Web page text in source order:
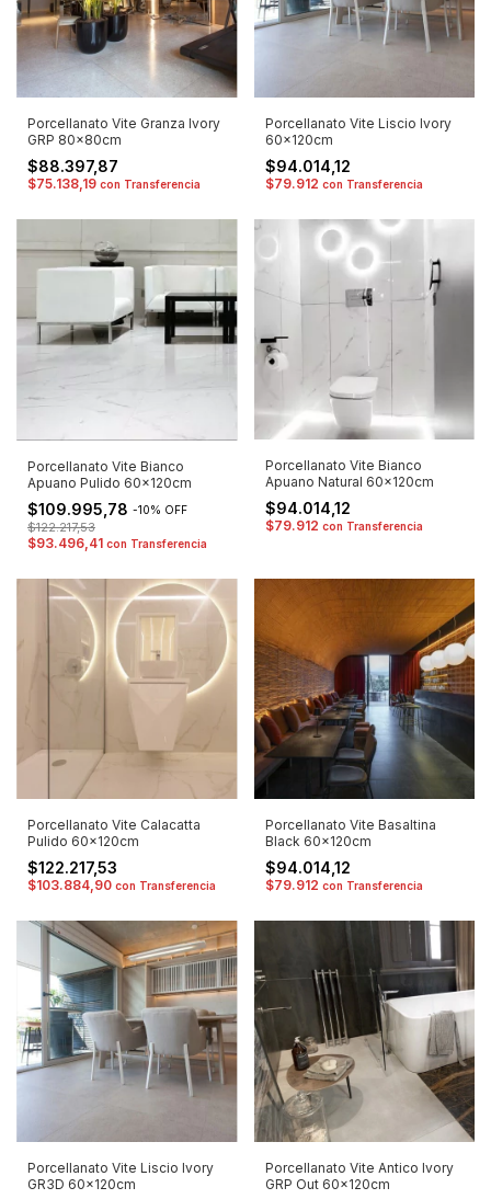
Porcellanato Vite Granza Ivory
GRP 80x80cm
$88.397,87
$75.138,19 con Transferencia
Porcellanato Vite Liscio Ivory
60x120cm
$94.014,12
$79.912 con Transferencia
Porcellanato Vite Bianco
Apuano Pulido 60x120cm
$109.995,78 -10% OFF
$122.217,53
$93.496,41 con Transferencia
Porcellanato Vite Bianco
Apuano Natural 60x120cm
$94.014,12
$79.912 con Transferencia
Porcellanato Vite Calacatta
Pulido 60x120cm
$122.217,53
$103.884,90 con Transferencia
Porcellanato Vite Basaltina
Black 60x120cm
$94.014,12
$79.912 con Transferencia
Porcellanato Vite Liscio Ivory
GR3D 60x120cm
Porcellanato Vite Antico Ivory
GRP Out 60x120cm